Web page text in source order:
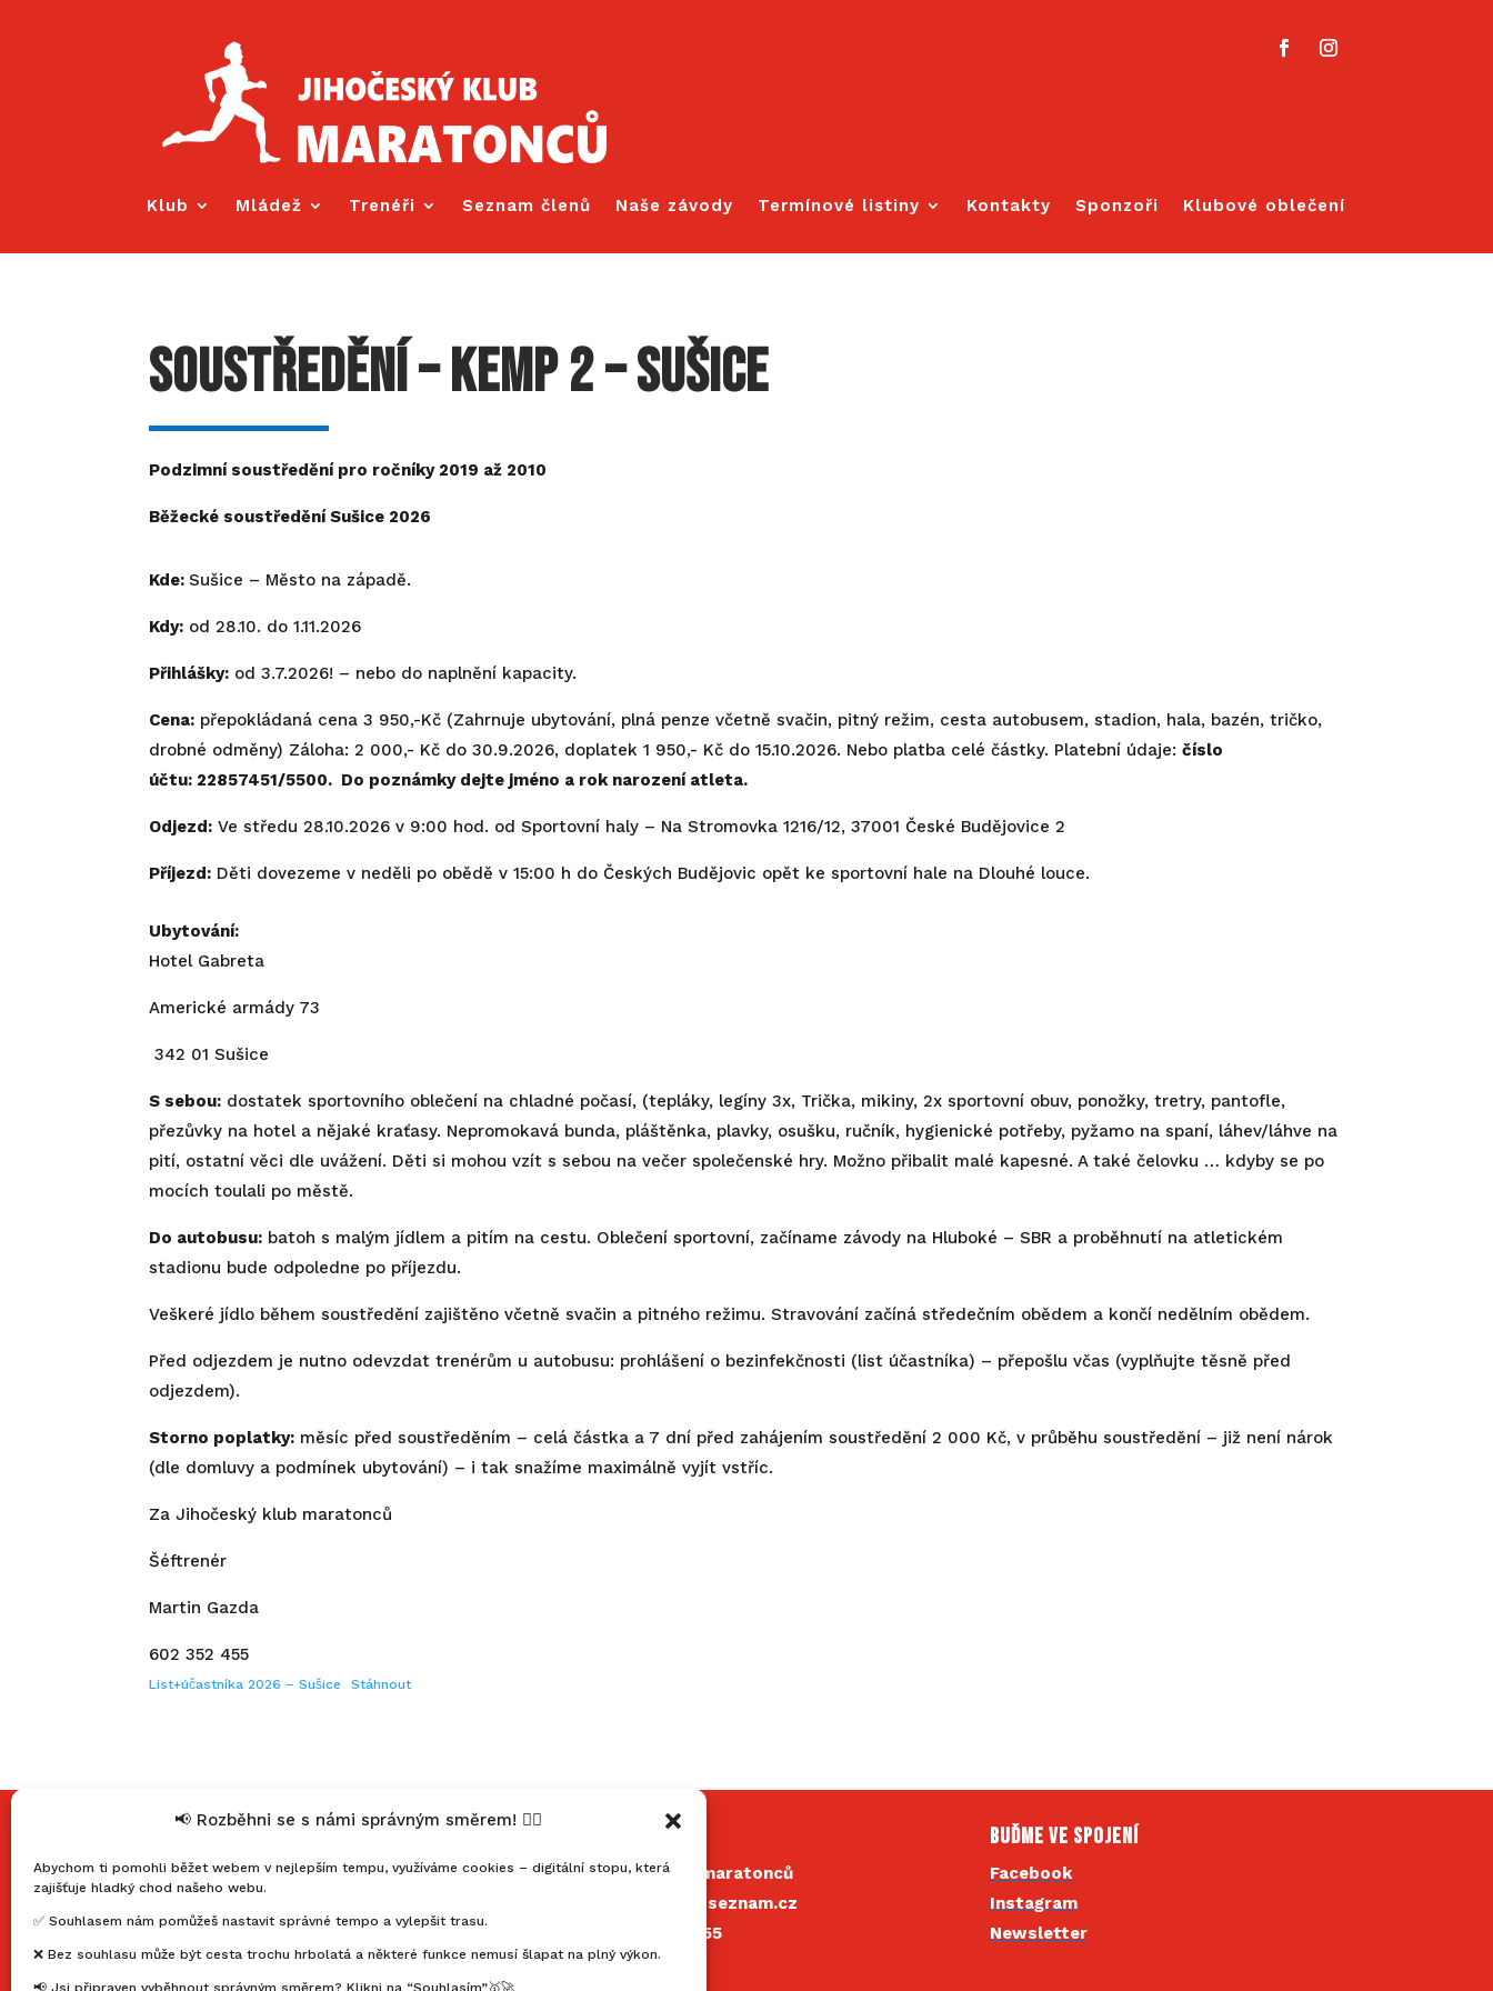
📢 Rozběhni se s námi správným směrem! 🏃‍♂️
Abychom ti pomohli běžet webem v nejlepším tempu, využíváme cookies – digitální stopu, která
zajišťuje hladký chod našeho webu.
✅ Souhlasem nám pomůžeš nastavit správné tempo a vylepšit trasu.
❌ Bez souhlasu může být cesta trochu hrbolatá a některé funkce nemusí šlapat na plný výkon.
📢 Jsi připraven vyběhnout správným směrem? Klikni na “Souhlasím”🥇🚀
Klub Mládež Trenéři Seznam členů Naše závody Termínové listiny Kontakty Sponzoři Klubové oblečení
Soustředění – Kemp 2 – Sušice
Podzimní soustředění pro ročníky 2019 až 2010
Běžecké soustředění Sušice 2026
Kde:Sušice – Město na západě.
Kdy: od 28.10. do 1.11.2026
Přihlášky: od 3.7.2026! – nebo do naplnění kapacity.
Cena: přepokládaná cena 3 950,-Kč (Zahrnuje ubytování, plná penze včetně svačin, pitný režim, cesta autobusem, stadion, hala, bazén, tričko,
drobné odměny) Záloha: 2 000,- Kč do 30.9.2026, doplatek 1 950,- Kč do 15.10.2026. Nebo platba celé částky. Platební údaje:číslo
účtu: 22857451/5500. Do poznámky dejte jméno a rok narození atleta.
Odjezd: Ve středu 28.10.2026 v 9:00 hod. od Sportovní haly – Na Stromovka 1216/12, 37001 České Budějovice 2
Příjezd: Děti dovezeme v neděli po obědě v 15:00 h do Českých Budějovic opět ke sportovní hale na Dlouhé louce.
Ubytování:
Hotel Gabreta
Americké armády 73
342 01 Sušice
S sebou: dostatek sportovního oblečení na chladné počasí, (tepláky, legíny 3x, Trička, mikiny, 2x sportovní obuv, ponožky, tretry, pantofle,
přezůvky na hotel a nějaké kraťasy. Nepromokavá bunda, pláštěnka, plavky, osušku, ručník, hygienické potřeby, pyžamo na spaní, láhev/láhve na
pití, ostatní věci dle uvážení. Děti si mohou vzít s sebou na večer společenské hry. Možno přibalit malé kapesné. A také čelovku … kdyby se po
mocích toulali po městě.
Do autobusu: batoh s malým jídlem a pitím na cestu. Oblečení sportovní, začíname závody na Hluboké – SBR a proběhnutí na atletickém
stadionu bude odpoledne po příjezdu.
Veškeré jídlo během soustředění zajištěno včetně svačin a pitného režimu. Stravování začíná středečním obědem a končí nedělním obědem.
Před odjezdem je nutno odevzdat trenérům u autobusu: prohlášení o bezinfekčnosti (list účastníka) – přepošlu včas (vyplňujte těsně před
odjezdem).
Storno poplatky: měsíc před soustředěním – celá částka a 7 dní před zahájením soustředění 2 000 Kč, v průběhu soustředění – již není nárok
(dle domluvy a podmínek ubytování) – i tak snažíme maximálně vyjít vstříc.
Za Jihočeský klub maratonců
Šéftrenér
Martin Gazda
602 352 455
List+účastníka 2026 – Sušice Stáhnout
Kalendář akcí
Registrace do klubu
Výhody členství
Jihočeský klub maratonců
mahonymartin@seznam.cz
+420 602 352 455
IČ: 22857451
Buďme ve spojení
Facebook
Instagram
Newsletter